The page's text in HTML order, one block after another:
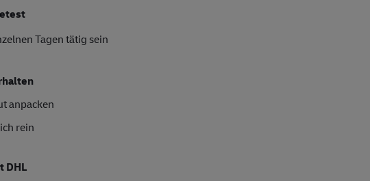
Tagen tätig sein
anpacken
rein
DHL